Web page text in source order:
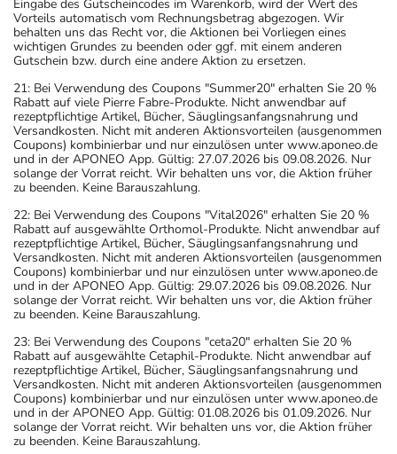
Eingabe des Gutscheincodes im Warenkorb, wird der Wert des
Vorteils automatisch vom Rechnungsbetrag abgezogen. Wir
behalten uns das Recht vor, die Aktionen bei Vorliegen eines
wichtigen Grundes zu beenden oder ggf. mit einem anderen
Gutschein bzw. durch eine andere Aktion zu ersetzen.
21: Bei Verwendung des Coupons "Summer20" erhalten Sie 20 %
Rabatt auf viele Pierre Fabre-Produkte. Nicht anwendbar auf
rezeptpflichtige Artikel, Bücher, Säuglingsanfangsnahrung und
Versandkosten. Nicht mit anderen Aktionsvorteilen (ausgenommen
Coupons) kombinierbar und nur einzulösen unter www.aponeo.de
und in der APONEO App. Gültig: 27.07.2026 bis 09.08.2026. Nur
solange der Vorrat reicht. Wir behalten uns vor, die Aktion früher
zu beenden. Keine Barauszahlung.
22: Bei Verwendung des Coupons "Vital2026" erhalten Sie 20 %
Rabatt auf ausgewählte Orthomol-Produkte. Nicht anwendbar auf
rezeptpflichtige Artikel, Bücher, Säuglingsanfangsnahrung und
Versandkosten. Nicht mit anderen Aktionsvorteilen (ausgenommen
Coupons) kombinierbar und nur einzulösen unter www.aponeo.de
und in der APONEO App. Gültig: 29.07.2026 bis 09.08.2026. Nur
solange der Vorrat reicht. Wir behalten uns vor, die Aktion früher
zu beenden. Keine Barauszahlung.
23: Bei Verwendung des Coupons "ceta20" erhalten Sie 20 %
Rabatt auf ausgewählte Cetaphil-Produkte. Nicht anwendbar auf
rezeptpflichtige Artikel, Bücher, Säuglingsanfangsnahrung und
Versandkosten. Nicht mit anderen Aktionsvorteilen (ausgenommen
Coupons) kombinierbar und nur einzulösen unter www.aponeo.de
und in der APONEO App. Gültig: 01.08.2026 bis 01.09.2026. Nur
solange der Vorrat reicht. Wir behalten uns vor, die Aktion früher
zu beenden. Keine Barauszahlung.